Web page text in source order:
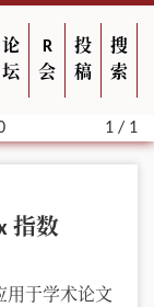
论
坛
R
会
投
稿
搜
索
1 / 1
指数
用于学术论文